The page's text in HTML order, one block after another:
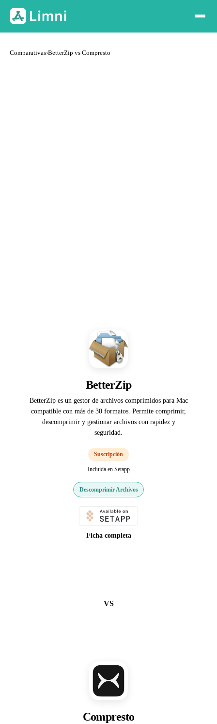
Comparativas›BetterZip vs Compresto
BetterZip
BetterZip es un gestor de archivos comprimidos para Mac
compatible con más de 30 formatos. Permite comprimir,
descomprimir y gestionar archivos con rapidez y
seguridad.
Suscripción
Incluida en Setapp
Descomprimir Archivos
Ficha completa
VS
Compresto